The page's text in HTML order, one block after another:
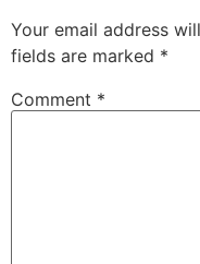
Your email address
fields are marked *
Comment *